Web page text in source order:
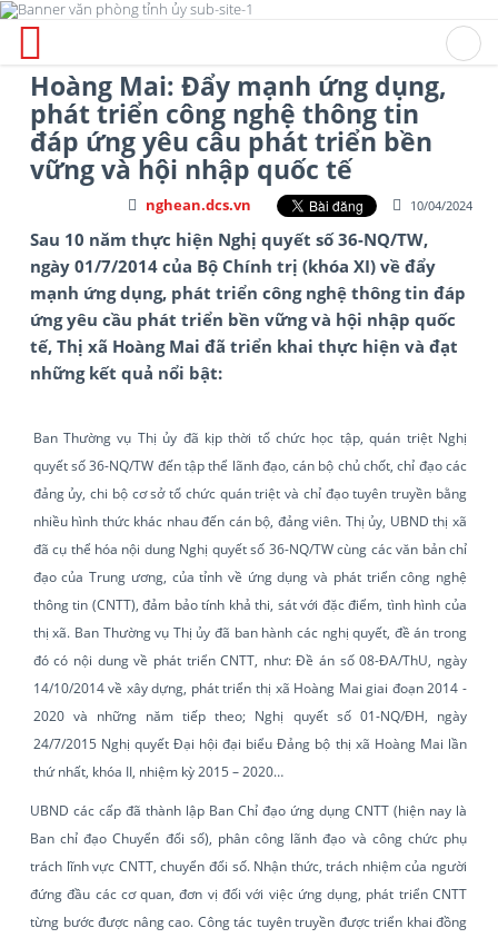
Hoàng Mai: Đẩy mạnh ứng dụng,
phát triển công nghệ thông tin
đáp ứng yêu câu phát triển bền
vững và hội nhập quốc tế
10/04/2024
nghean.dcs.vn
Sau 10 năm thực hiện Nghị quyết số 36-NQ/TW,
ngày 01/7/2014 của Bộ Chính trị (khóa XI) về đẩy
mạnh ứng dụng, phát triển công nghệ thông tin đáp
ứng yêu cầu phát triển bền vững và hội nhập quốc
tế, Thị xã Hoàng Mai đã triển khai thực hiện và đạt
những kết quả nổi bật:
Ban Thường vụ Thị ủy đã kịp thời tổ chức học tập, quán triệt Nghị
quyết số 36-NQ/TW đến tập thể lãnh đạo, cán bộ chủ chốt, chỉ đạo các
đảng ủy, chi bộ cơ sở tổ chức quán triệt và chỉ đạo tuyên truyền bằng
nhiều hình thức khác nhau đến cán bộ, đảng viên. Thị ủy, UBND thị xã
đã cụ thể hóa nội dung Nghị quyết số 36-NQ/TW cùng các văn bản chỉ
đạo của Trung ương, của tỉnh về ứng dụng và phát triển công nghệ
thông tin (CNTT), đảm bảo tính khả thi, sát với đặc điểm, tình hình của
thị xã. Ban Thường vụ Thị ủy đã ban hành các nghị quyết, đề án trong
đó có nội dung về phát triển CNTT, như: Đề án số 08-ĐA/ThU, ngày
14/10/2014 về xây dựng, phát triển thị xã Hoàng Mai giai đoạn 2014 -
2020 và những năm tiếp theo; Nghị quyết số 01-NQ/ĐH, ngày
24/7/2015 Nghị quyết Đại hội đại biểu Đảng bộ thị xã Hoàng Mai lần
thứ nhất, khóa II, nhiệm kỳ 2015 – 2020…
UBND các cấp đã thành lập Ban Chỉ đạo ứng dụng CNTT (hiện nay là
Ban chỉ đạo Chuyển đổi số), phân công lãnh đạo và công chức phụ
trách lĩnh vực CNTT, chuyển đổi số. Nhận thức, trách nhiệm của người
đứng đầu các cơ quan, đơn vị đối với việc ứng dụng, phát triển CNTT
từng bước được nâng cao. Công tác tuyên truyền được triển khai đồng